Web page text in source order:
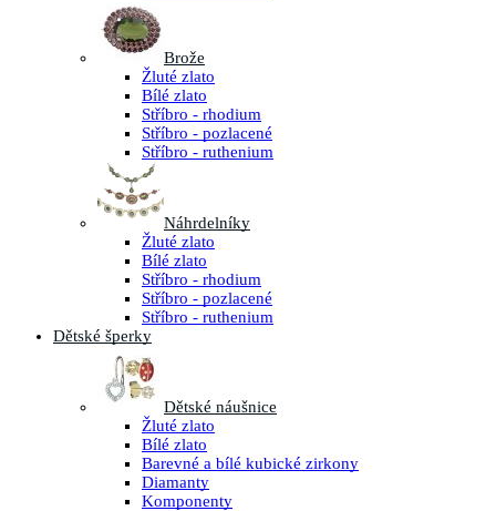
Brože
Žluté zlato
Bílé zlato
Stříbro - rhodium
Stříbro - pozlacené
Stříbro - ruthenium
Náhrdelníky
Žluté zlato
Bílé zlato
Stříbro - rhodium
Stříbro - pozlacené
Stříbro - ruthenium
Dětské šperky
Dětské náušnice
Žluté zlato
Bílé zlato
Barevné a bílé kubické zirkony
Diamanty
Komponenty